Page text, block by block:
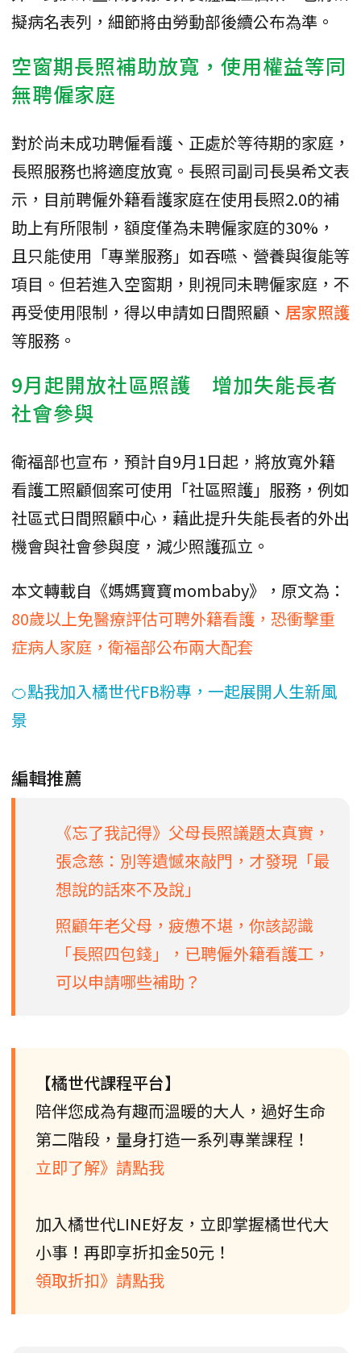
擬病名表列，細節將由勞動部後續公布為準。
空窗期長照補助放寬，使用權益等同
無聘僱家庭
對於尚未成功聘僱看護、正處於等待期的家庭，
長照服務也將適度放寬。長照司副司長吳希文表
示，目前聘僱外籍看護家庭在使用長照2.0的補
助上有所限制，額度僅為未聘僱家庭的30%，
且只能使用「專業服務」如吞嚥、營養與復能等
項目。但若進入空窗期，則視同未聘僱家庭，不
再受使用限制，得以申請如日間照顧、 居家照護
等服務。
9月起開放社區照護 增加失能長者
社會參與
衛福部也宣布，預計自9月1日起，將放寬外籍
看護工照顧個案可使用「社區照護」服務，例如
社區式日間照顧中心，藉此提升失能長者的外出
機會與社會參與度，減少照護孤立。
本文轉載自《媽媽寶寶mombaby》，原文為：
80歲以上免醫療評估可聘外籍看護，恐衝擊重
症病人家庭，衛福部公布兩大配套
🍊點我加入橘世代FB粉專，一起展開人生新風
景
編輯推薦
《忘了我記得》父母長照議題太真實，
張念慈：別等遺憾來敲門，才發現「最
想說的話來不及說」
照顧年老父母，疲憊不堪，你該認識
「長照四包錢」，已聘僱外籍看護工，
可以申請哪些補助？
【橘世代課程平台】
陪伴您成為有趣而溫暖的大人，過好生命
第二階段，量身打造一系列專業課程！
立即了解》請點我
加入橘世代LINE好友，立即掌握橘世代大
小事！再即享折扣金50元！
領取折扣》請點我